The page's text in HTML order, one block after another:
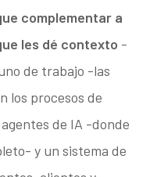
complementar a
les dé contexto -
de trabajo -las
los procesos de
de IA -donde
y un sistema de